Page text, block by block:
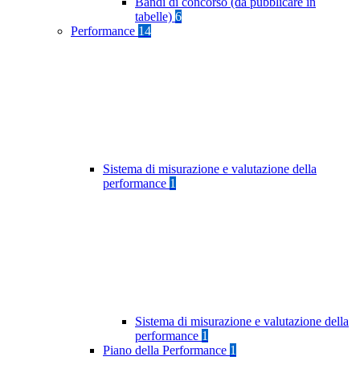
tabelle) 6
Performance 14
Sistema di misurazione e valutazione della
performance 1
Sistema di misurazione e valutazione della
performance 1
Piano della Performance 1